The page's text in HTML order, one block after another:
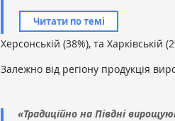
Читати по темі
Херсонській (38%), та Харківській
Залежно від регіону продукція
«Традиційно на Півдні